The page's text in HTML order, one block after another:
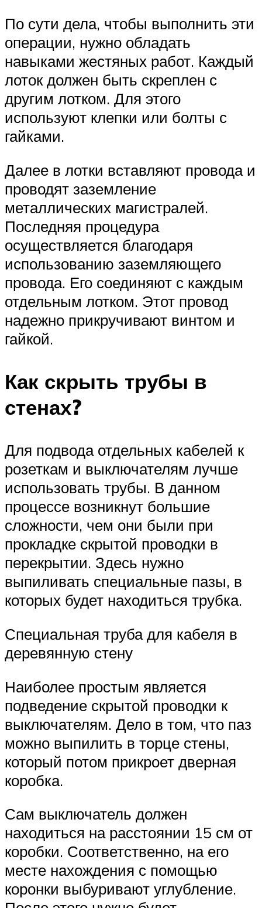
По сути дела, чтобы выполнить эти
операции, нужно обладать
навыками жестяных работ. Каждый
лоток должен быть скреплен с
другим лотком. Для этого
используют клепки или болты с
гайками.
Далее в лотки вставляют провода и
проводят заземление
металлических магистралей.
Последняя процедура
осуществляется благодаря
использованию заземляющего
провода. Его соединяют с каждым
отдельным лотком. Этот провод
надежно прикручивают винтом и
гайкой.
Как скрыть трубы в
стенах?
Для подвода отдельных кабелей к
розеткам и выключателям лучше
использовать трубы. В данном
процессе возникнут большие
сложности, чем они были при
прокладке скрытой проводки в
перекрытии. Здесь нужно
выпиливать специальные пазы, в
которых будет находиться трубка.
Специальная труба для кабеля в
деревянную стену
Наиболее простым является
подведение скрытой проводки к
выключателям. Дело в том, что паз
можно выпилить в торце стены,
который потом прикроет дверная
коробка.
Сам выключатель должен
находиться на расстоянии 15 см от
коробки. Соответственно, на его
месте нахождения с помощью
коронки выбуривают углубление.